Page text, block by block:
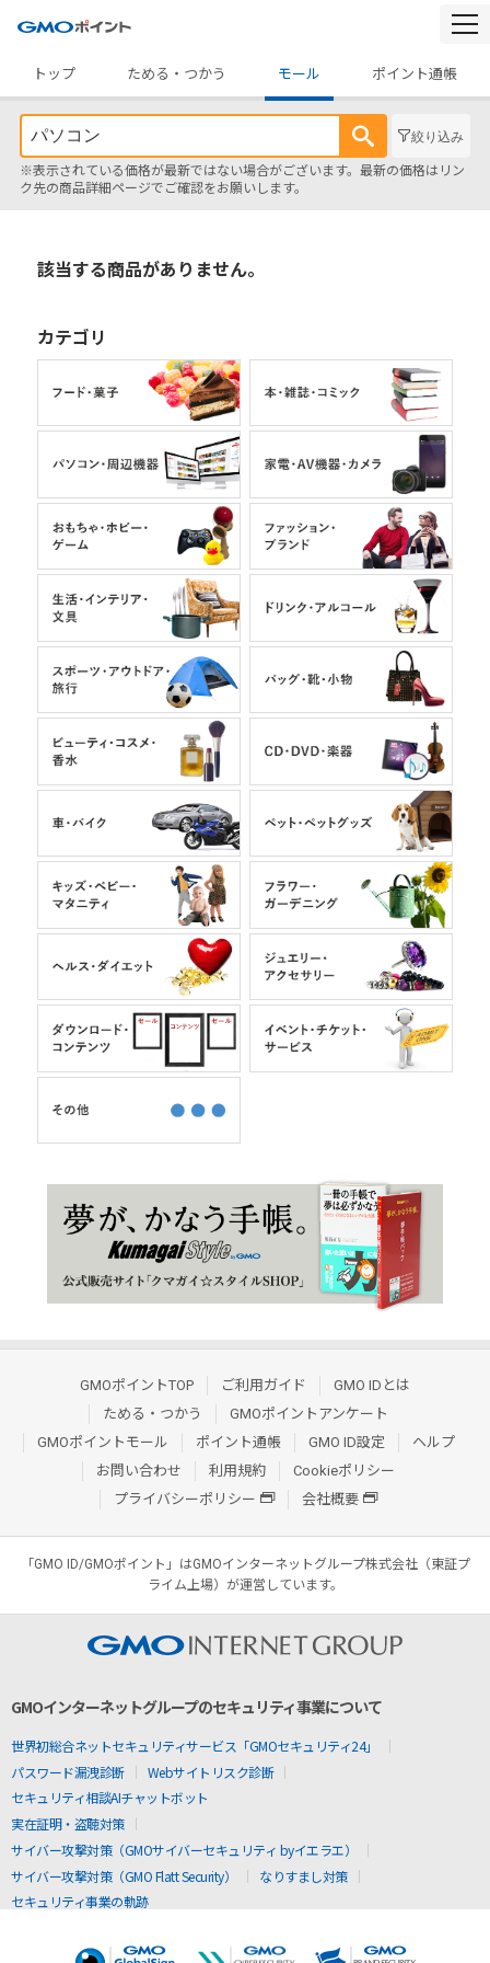
トップ
ためる・つかう モール ポイント通帳
絞り込み
※表示されている価格が最新ではない場合がございます。最新の価格はリン
ク先の商品詳細ページでご確認をお願いします。
該当する商品がありません。
カテゴリ
GMOポイントTOP ご利用ガイド
GMO IDとは
ためる・つかう
GMOポイントアンケート
GMOポイントモール
ポイント通帳 GMO ID設定
ヘルプ
お問い合わせ
利用規約
Cookieポリシー
プライバシーポリシー
会社概要
「GMO ID/GMOポイント」はGMOインターネットグループ株式会社（東証プ
ライム上場）が運営しています。
GMOインターネットグループのセキュリティ事業について
世界初総合ネットセキュリティサービス「GMOセキュリティ24」
パスワード漏洩診断
Webサイトリスク診断
セキュリティ相談AIチャットボット
実在証明・盗聴対策
サイバー攻撃対策（GMOサイバーセキュリティ byイエラエ）
サイバー攻撃対策（GMO Flatt Security）
なりすまし対策
セキュリティ事業の軌跡